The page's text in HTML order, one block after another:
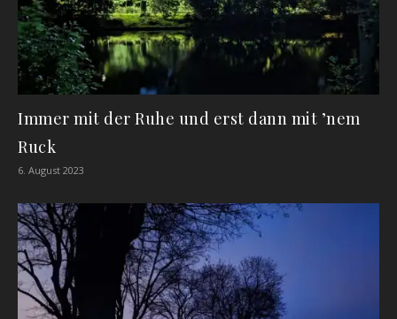
Immer mit der Ruhe und erst dann mit ’nem
Ruck
6. August 2023